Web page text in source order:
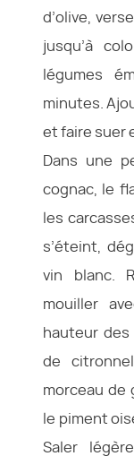
d’olive,
jusqu’à
légumes
minutes.
et faire suer
Dans une
cognac, le
les
s’éteint,
vin blanc.
mouiller
hauteur
de
morceau de
le piment
Saler